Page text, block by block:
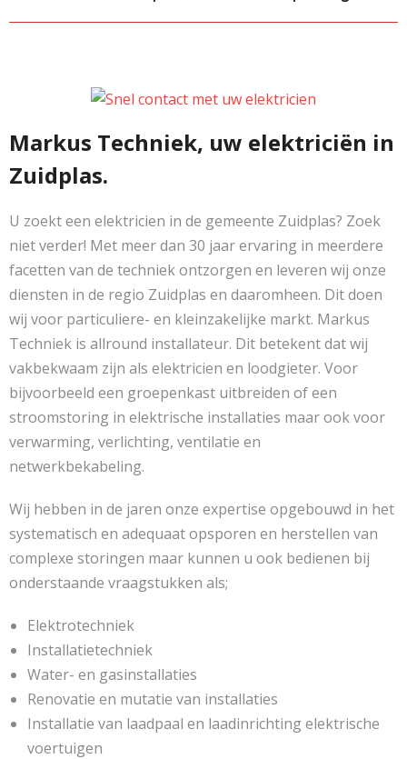
Markus Techniek, uw elektriciën in
Zuidplas.
U zoekt een elektricien in de gemeente Zuidplas? Zoek
niet verder! Met meer dan 30 jaar ervaring in meerdere
facetten van de techniek ontzorgen en leveren wij onze
diensten in de regio Zuidplas en daaromheen. Dit doen
wij voor particuliere- en kleinzakelijke markt. Markus
Techniek is allround installateur. Dit betekent dat wij
vakbekwaam zijn als elektricien en loodgieter. Voor
bijvoorbeeld een groepenkast uitbreiden of een
stroomstoring in elektrische installaties maar ook voor
verwarming, verlichting, ventilatie en
netwerkbekabeling.
Wij hebben in de jaren onze expertise opgebouwd in het
systematisch en adequaat opsporen en herstellen van
complexe storingen maar kunnen u ook bedienen bij
onderstaande vraagstukken als;
Elektrotechniek
Installatietechniek
Water- en gasinstallaties
Renovatie en mutatie van installaties
Installatie van laadpaal en laadinrichting elektrische
voertuigen